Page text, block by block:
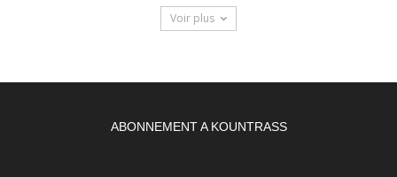
Voir plus
ABONNEMENT A KOUNTRASS